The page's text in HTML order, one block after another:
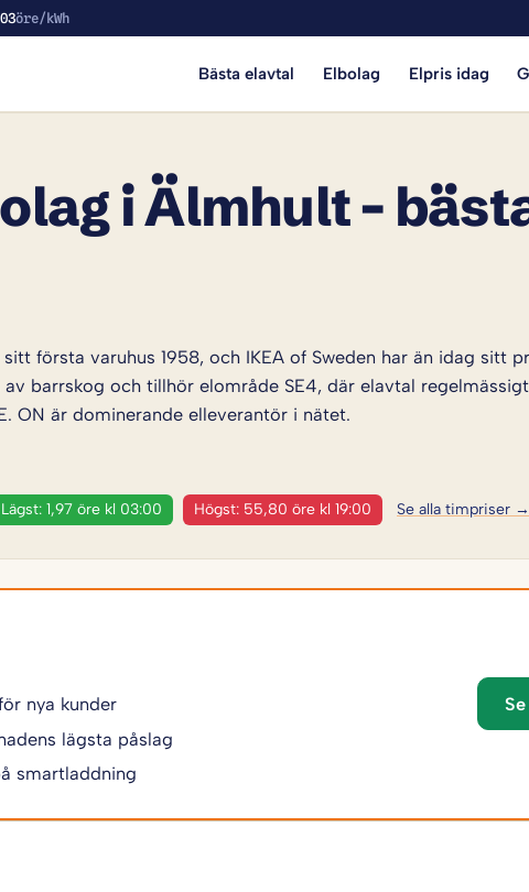
öre/kWh
Bästa elavtal Elbolag Elpris idag
i Älmhult –
första varuhus 1958, och IKEA of Sweden har än idag sitt
barrskog och tillhör elområde SE4, där elavtal
ON är dominerande elleverantör i nätet.
Lägst: 1,97 öre kl 03:00 Högst: 55,80 öre kl 19:00 Se alla timpriser →
nya kunder
lägsta påslag
smartladdning